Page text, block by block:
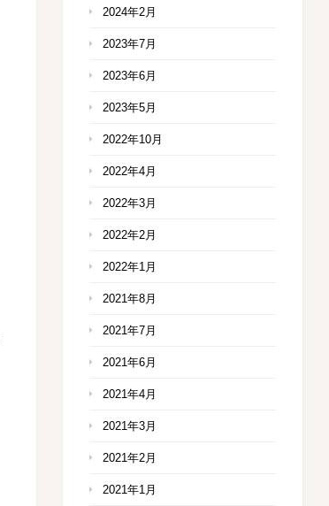
2024年2月
2023年7月
2023年6月
2023年5月
2022年10月
2022年4月
2022年3月
2022年2月
2022年1月
2021年8月
2021年7月
2021年6月
2021年4月
2021年3月
2021年2月
2021年1月